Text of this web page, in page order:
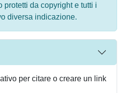
protetti da copyright e tutti i
diversa indicazione.
per citare o creare un link